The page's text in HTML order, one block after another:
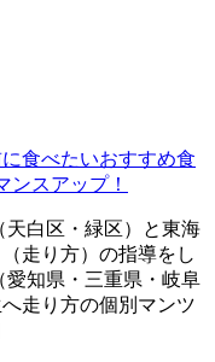
食べたいおすすめ食
ンスアップ！
天白区・緑区）と東海
走り方）の指導をし
知県・三重県・岐阜
走り方の個別マンツ